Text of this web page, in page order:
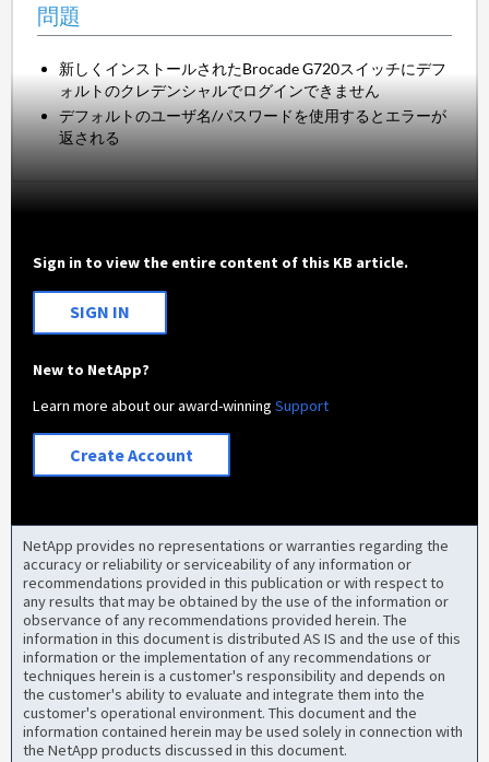
問題
新しくインストールされたBrocade G720スイッチにデフ
ォルトのクレデンシャルでログインできません
デフォルトのユーザ名/パスワードを使用するとエラーが
返される
Sign in to view the entire content of this KB article.
SIGN IN
New to NetApp?
Learn more about our award-winningSupport
Create Account
NetApp provides no representations or warranties regarding the
accuracy or reliability or serviceability of any information or
recommendations provided in this publication or with respect to
any results that may be obtained by the use of the information or
observance of any recommendations provided herein. The
information in this document is distributed AS IS and the use of this
information or the implementation of any recommendations or
techniques herein is a customer's responsibility and depends on
the customer's ability to evaluate and integrate them into the
customer's operational environment. This document and the
information contained herein may be used solely in connection with
the NetApp products discussed in this document.